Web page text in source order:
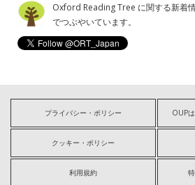
Oxford Reading Tree に関する新着
でつぶやいています。
プライバシー・ポリシー
クッキー・ポリシー
利用規約